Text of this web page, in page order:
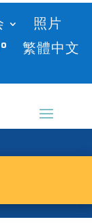
照片
繁體中文